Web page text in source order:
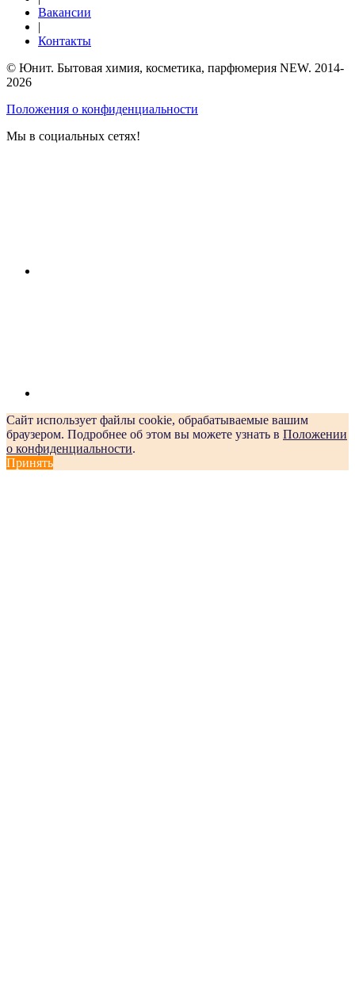
Вакансии
|
Контакты
© Юнит. Бытовая химия, косметика, парфюмерия NEW. 2014-
2026
Положения о конфиденциальности
Мы в социальных сетях!
Сайт использует файлы cookie, обрабатываемые вашим
браузером. Подробнее об этом вы можете узнать в Положении
о конфиденциальности.
Принять